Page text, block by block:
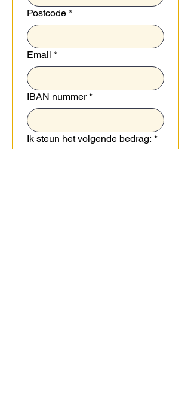
Postcode *
Email *
IBAN nummer *
Ik steun het volgende bedrag: *